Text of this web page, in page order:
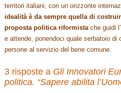
territori italiani, con un orizzonte
idealità è da sempre quella di
proposta politica riformistache guidi
e attende, ponendoci quale serbatoio di
persone al servizio del bene comune.
3 risposte a Gli Innovatori
politica. “Sapere abilita